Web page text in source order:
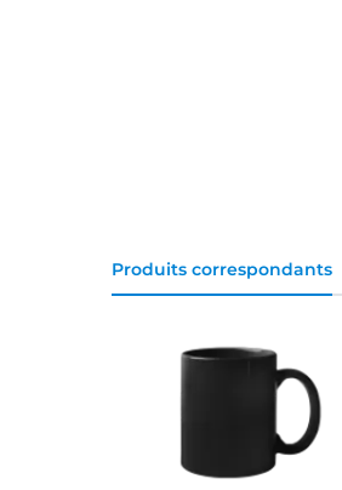
Produits correspondants